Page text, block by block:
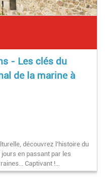
- Les clés du
de la marine à
découvrez l’histoire du
jours en passant par les
Captivant !…